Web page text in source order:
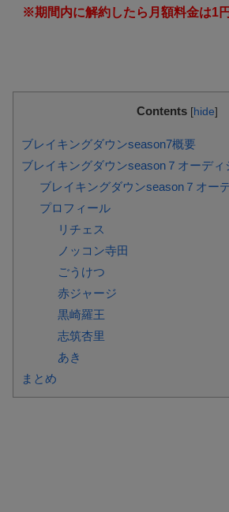
※期間内に解約したら月額料金は1
Contents [hide]
ブレイキングダウンseason7概要
ブレイキングダウンseason７オーディ
ブレイキングダウンseason７オー
プロフィール
リチェス
ノッコン寺田
ごうけつ
赤ジャージ
黒崎羅王
志筑杏里
あき
まとめ